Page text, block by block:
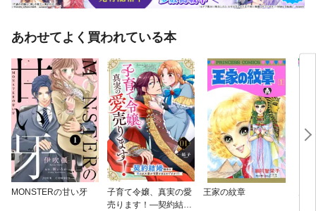
あわせてよく買われている本
MONSTERの甘い牙
子育て令嬢、真実の愛
売ります！—契約結婚
王家の紋章